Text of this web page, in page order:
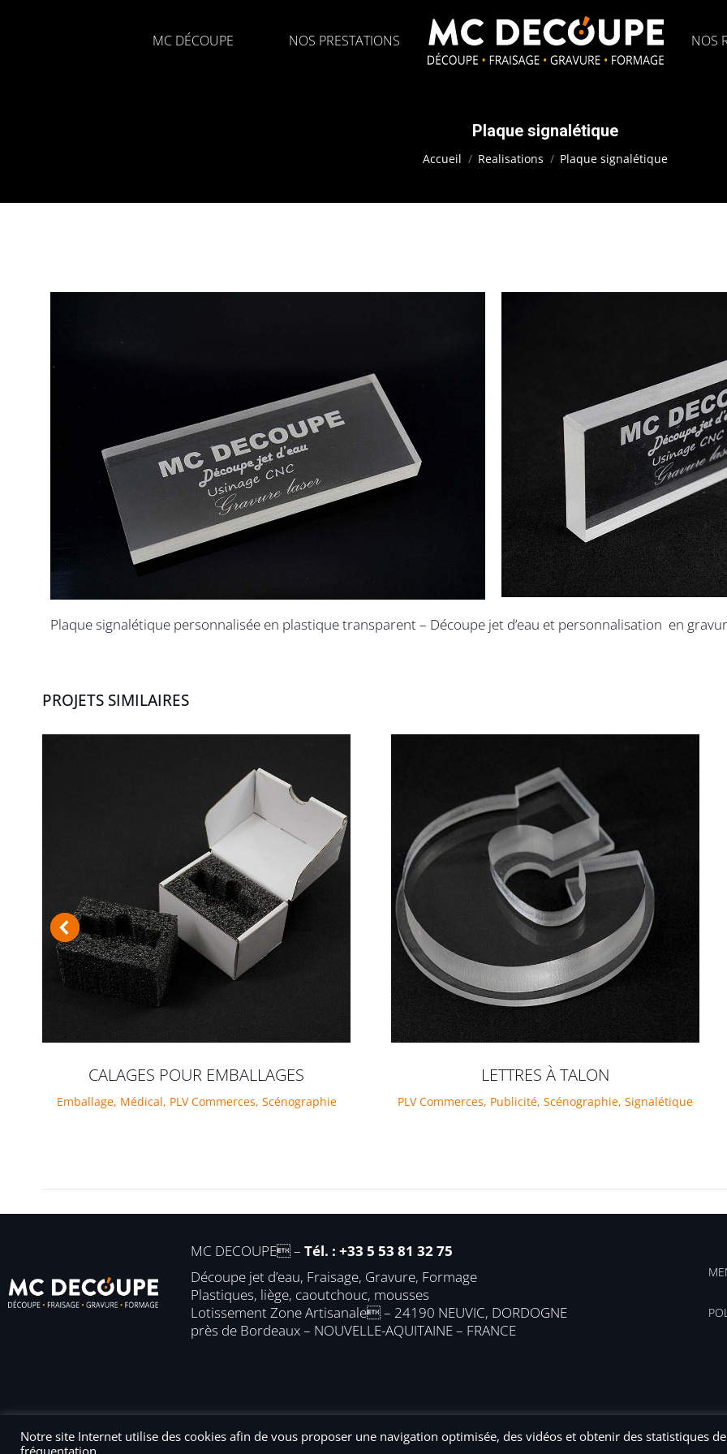
MC DÉCOUPE NOS PRESTATIONS NOS
Plaque signalétique
Vous êtes ici :
Accueil Realisations Plaque signalétique
Plaque signalétique personnalisée en plastique transparent – Découpe jet d’eau et personnalisation en
PROJETS SIMILAIRES
CALAGES POUR EMBALLAGES
Emballage, Médical, PLV Commerces, Scénographie
LETTRES À TALON
PLV Commerces, Publicité, Scénographie, Signalétique
MC DECOUPE –Tél. : +33 5 53 81 32 75
Découpe jet d’eau, Fraisage, Gravure, Formage
Plastiques, liège, caoutchouc, mousses
Lotissement Zone Artisanale– 24190 NEUVIC, DORDOGNE
près de Bordeaux – NOUVELLE-AQUITAINE – FRANCE
design byAgence Design ILÔ Créatif/ Tous droits réservés – MC Découpe
Notre site Internet utilise des cookies afin de vous proposer une navigation optimisée, des vidéos et obtenir des statistiques de
fréquentation.